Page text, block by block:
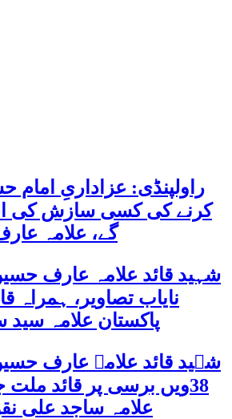
راولپنڈی: عزاداریِ
کرنے کی کسی سازش کی
گے، علامہ
شہید قائد علامہ عارف
نایاب تصاویر، ہمراہ
پاکستان علامہ
شہید قائد علامہ عارف
38ویں برسی پر قائد ملت
علامہ ساجد علی